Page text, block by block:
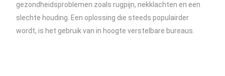
gezondheidsproblemen zoals rugpijn, nekklachten en een
slechte houding. Een oplossing die steeds populairder
wordt, is het gebruik van in hoogte verstelbare bureaus.